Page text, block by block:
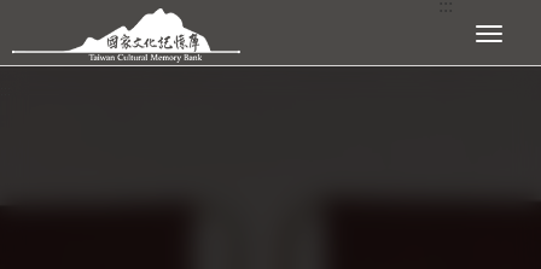
跳到主要內容區塊 展開選單